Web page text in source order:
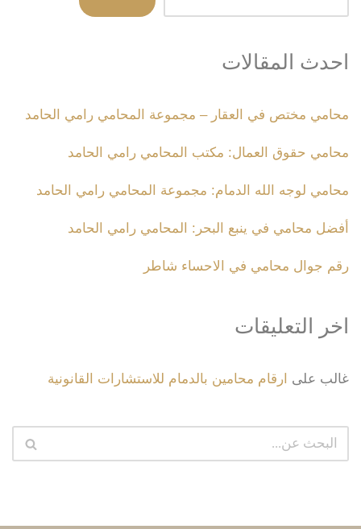
احدث المقالات
محامي مختص في العقار – مجموعة المحامي رامي الحامد
محامي حقوق العمال: مكتب المحامي رامي الحامد
محامي لوجه الله الدمام: مجموعة المحامي رامي الحامد
أفضل محامي في ينبع البحر: المحامي رامي الحامد
رقم جوال محامي في الاحساء شاطر
اخر التعليقات
غالب على ارقام محامين بالدمام للاستشارات القانونية